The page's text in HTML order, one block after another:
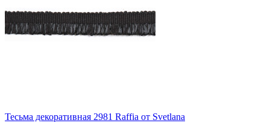
Тесьма декоративная 2981 Raffia от Svetlana